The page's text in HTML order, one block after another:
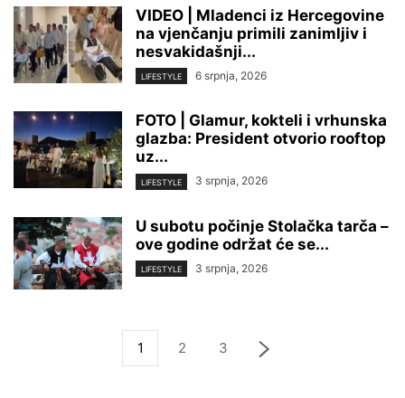
VIDEO | Mladenci iz Hercegovine
na vjenčanju primili zanimljiv i
nesvakidašnji...
LIFESTYLE 6 srpnja, 2026
FOTO | Glamur, kokteli i vrhunska
glazba: President otvorio rooftop
uz...
LIFESTYLE 3 srpnja, 2026
U subotu počinje Stolačka tarča –
ove godine održat će se...
LIFESTYLE 3 srpnja, 2026
1 2 3